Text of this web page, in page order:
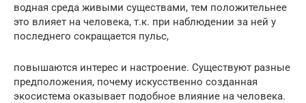
водная среда живыми существами, тем положительнее
это влияет на человека, т.к. при наблюдении за ней у
последнего сокращается пульс,
повышаются интерес и настроение. Существуют разные
предположения, почему искусственно созданная
экосистема оказывает подобное влияние на человека.